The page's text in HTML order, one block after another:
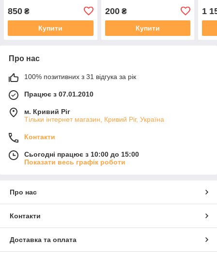
850 ₴
Купити
200₴
Купити
1
Про нас
100% позитивних з 31 відгука за рік
Працює з 07.01.2010
м. Кривий Ріг
Тільки інтернет магазин, Кривий Ріг, Україна
Контакти
Сьогодні працює з 10:00 до 15:00
Показати весь графік роботи
Про нас
Контакти
Доставка та оплата